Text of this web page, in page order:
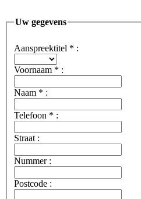
Uw gegevens
Aanspreektitel * :
Voornaam * :
Naam * :
Telefoon * :
Straat :
Nummer :
Postcode :